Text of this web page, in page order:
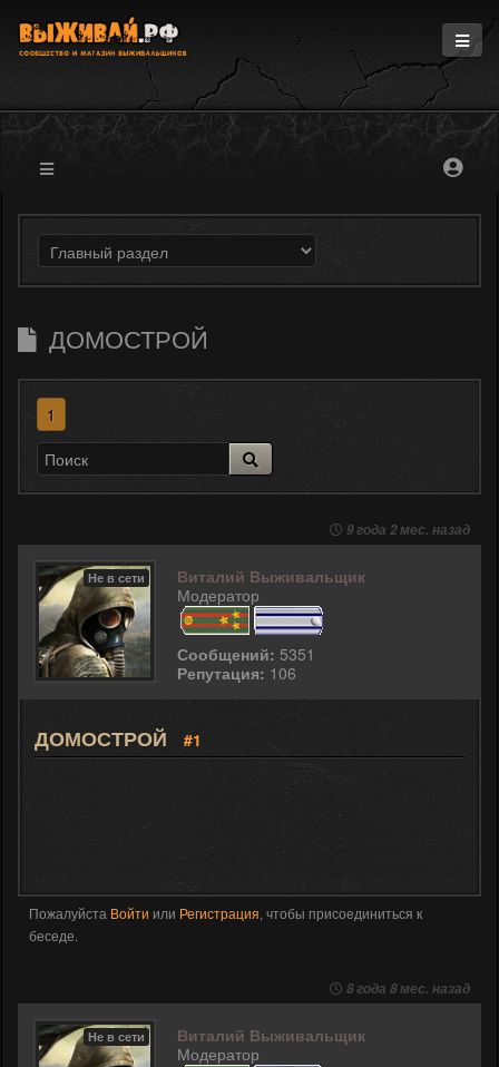
Информация
Магазин
Форум
ДОМОСТРОЙ
1
9 года 2 мес. назад
Не в сети
Виталий Выживальщик
Модератор
Сообщений: 5351
Репутация: 106
ДОМОСТРОЙ #1
Пожалуйста Войти или Регистрация, чтобы присоединиться к
беседе.
8 года 8 мес. назад
Не в сети
Виталий Выживальщик
Модератор